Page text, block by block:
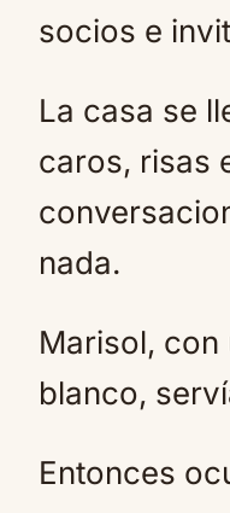
socios e
La casa se
caros, risas
nada.
Marisol, con
blanco,
Entonces